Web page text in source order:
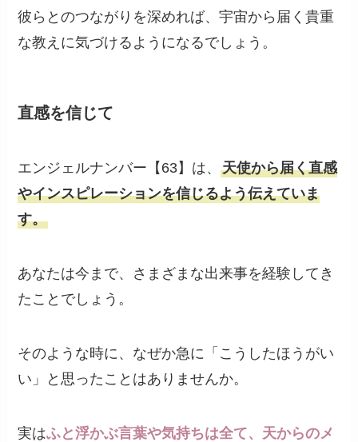
彼らとのつながりを深めれば、宇宙から届く貴重
な教えに気づけるようになるでしょう。
直感を信じて
エンジェルナンバー【63】は、天使から届く直感
やインスピレーションを信じるよう伝えていま
す。
あなたは今まで、さまざまな出来事を経験してき
たことでしょう。
そのような時に、なぜか急に「こうしたほうがい
い」と思ったことはありませんか。
実はふと浮かぶ言葉や気持ちは全て、天からのメ